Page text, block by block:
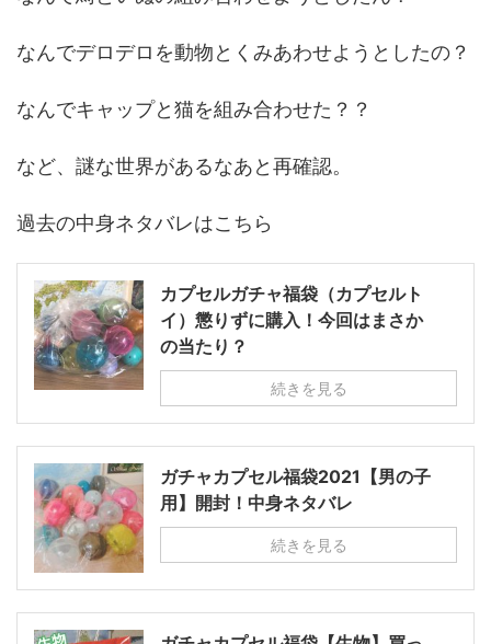
なんでデロデロを動物とくみあわせようとしたの？
なんでキャップと猫を組み合わせた？？
など、謎な世界があるなあと再確認。
過去の中身ネタバレはこちら
カプセルガチャ福袋（カプセルト
イ）懲りずに購入！今回はまさか
の当たり？
続きを見る
ガチャカプセル福袋2021【男の子
用】開封！中身ネタバレ
続きを見る